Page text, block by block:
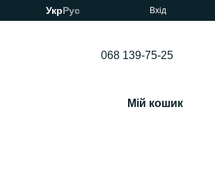
УкрРус Вхід
068 139-75-25
Мій кошик